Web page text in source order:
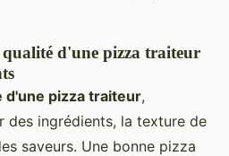
d'une pizza traiteur
d'une pizza traiteur,
des ingrédients, la texture de
saveurs. Une bonne pizza